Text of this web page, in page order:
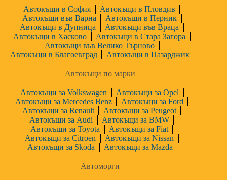
Автокъщи в София
Автокъщи в Пловдив
Автокъщи във Варна
Автокъщи в Перник
Автокъщи в Дупница
Автокъщи във Враца
Автокъщи в Хасково
Автокъщи в Стара Загора
Автокъщи във Велико Търново
Автокъщи в Благоевград
Автокъщи в Пазарджик
Автокъщи по марки
Автокъщи за Volkswagen
Автокъщи за Opel
Автокъщи за Mercedes Benz
Автокъщи за Ford
Автокъщи за Renault
Автокъщи за Peugeot
Автокъщи за Audi
Автокъщи за BMW
Автокъщи за Toyota
Автокъщи за Fiat
Автокъщи за Citroen
Автокъщи за Nissan
Автокъщи за Skoda
Автокъщи за Mazda
Автоморги